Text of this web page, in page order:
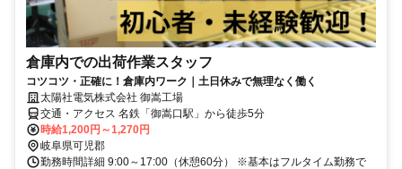
倉庫内での出荷作業スタッフ
コツコツ・正確に！倉庫内ワーク｜土日休みで無理なく働く
太陽社電気株式会社 御嵩工場
交通・アクセス 名鉄「御嵩口駅」から徒歩5分
時給1,200円～1,270円
岐阜県可児郡
勤務時間詳細 9:00～17:00（休憩60分） ※基本はフルタイム勤務で